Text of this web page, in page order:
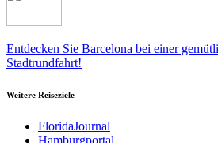
Entdecken Sie Barcelona bei einer
Stadtrundfahrt!
Weitere Reiseziele
FloridaJournal